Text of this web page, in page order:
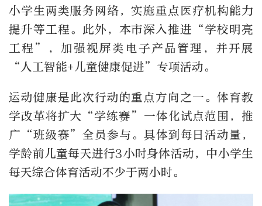
小学生两类服务网络，实施重点医疗机构能力
提升等工程。此外，本市深入推进“学校明亮
工程”，加强视屏类电子产品管理，并开展
“人工智能+儿童健康促进”专项活动。
运动健康是此次行动的重点方向之一。体育教
学改革将扩大“学练赛”一体化试点范围，推
广“班级赛”全员参与。具体到每日活动量，
学龄前儿童每天进行3小时身体活动，中小学生
每天综合体育活动不少于两小时。